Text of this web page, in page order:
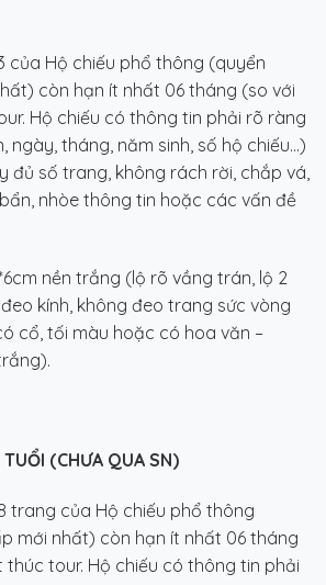
của Hộ chiếu phổ thông (quyển
còn hạn ít nhất 06 tháng (so với
Hộ chiếu có thông tin phải rõ ràng
ngày, tháng, năm sinh, số hộ chiếu…)
đủ số trang, không rách rời, chắp vá,
nhòe thông tin hoặc các vấn đề
nền trắng (lộ rõ vầng trán, lộ 2
kính, không đeo trang sức vòng
cổ, tối màu hoặc có hoa văn –
TUỔI (CHƯA QUA SN)
trang của Hộ chiếu phổ thông
mới nhất) còn hạn ít nhất 06 tháng
thúc tour. Hộ chiếu có thông tin phải